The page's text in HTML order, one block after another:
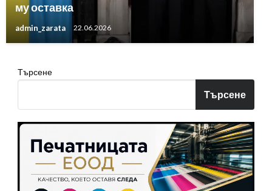
му оставка
admin_zarata 22.06.2026
Търсене
Търсене